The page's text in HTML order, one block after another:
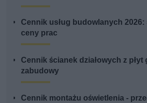
Cennik usług budowlanych 2026:
ceny prac
Cennik ścianek działowych z płyt
zabudowy
Cennik montażu oświetlenia -